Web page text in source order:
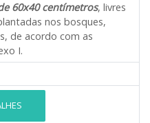
60x40 centímetros, livres
nos bosques,
de acordo com as
I.